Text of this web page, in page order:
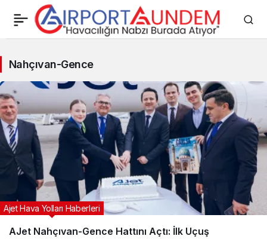
Gence
Haberleri
Nahçıvan-Gence
AJet Nahçıvan-Gence Hattını Açtı: İlk Uçuş
Ajet Hava Yolları Haberleri